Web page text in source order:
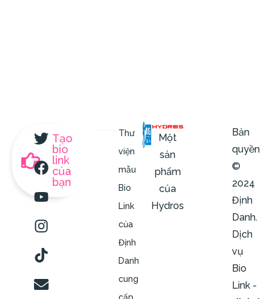
Tạo
bio
link
của
bạn
Thư
viện
mẫu
Bio
Link
của
Định
Danh
cung
Một
sản
phẩm
của
Hydros
Bản
quyền
©
2024
Định
Danh.
Dịch
vụ
Bio
Link -